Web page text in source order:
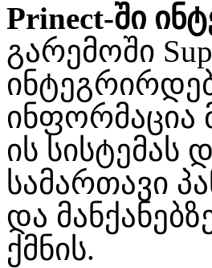
Prinect-ში
გარემოში
ინფორმაცია
ის სისტემას
სამართავი
და
ქმნის.